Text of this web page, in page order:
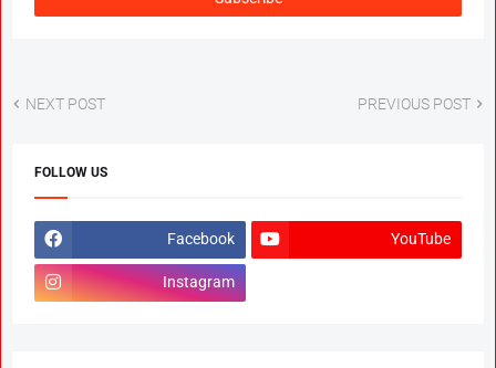
NEXT POST PREVIOUS POST
FOLLOW US
Facebook YouTube
Instagram